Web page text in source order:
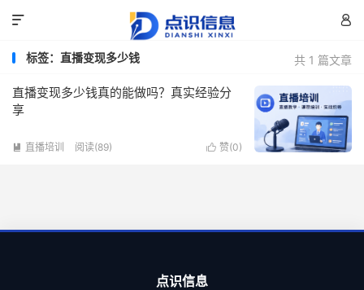


共 1 篇文章
标签：直播变现多少钱
直播变现多少钱真的能做吗？真实经验分
享
 赞(0)
 直播培训 阅读(89)
点识信息